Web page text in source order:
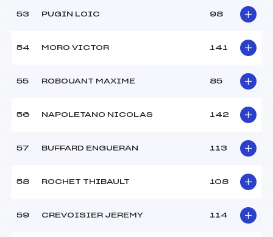
53 PUGIN LOIC 98
54 MORO VICTOR 141
55 ROBOUANT MAXIME 85
56 NAPOLETANO NICOLAS 142
57 BUFFARD ENGUERAN 113
58 ROCHET THIBAULT 108
59 CREVOISIER JEREMY 114